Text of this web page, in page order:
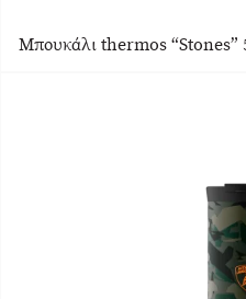
Μπουκάλι thermos